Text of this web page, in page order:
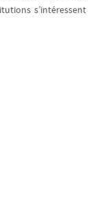
s’intéressent